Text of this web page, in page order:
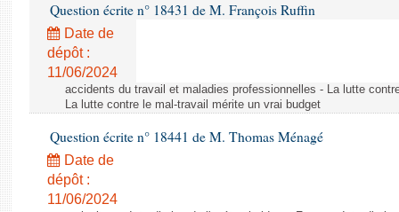
Question écrite n° 18431 de M. François Ruffin
Date de
dépôt :
11/06/2024
accidents du travail et maladies professionnelles - La lutte
La lutte contre le mal-travail mérite un vrai budget
Question écrite n° 18441 de M. Thomas Ménagé
Date de
dépôt :
11/06/2024